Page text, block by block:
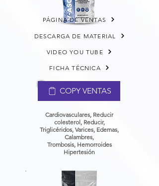
PÁGINA DE VENTAS
DESCARGA DE MATERIAL
VIDEO YOU TUBE
FICHA TÉCNICA
COPY VENTAS
Cardiovasculares, Reducir
colesterol, Reducir,
Triglicéridos, Varices, Edemas,
Calambres,
Trombosis, Hemorroides
Hipertesión